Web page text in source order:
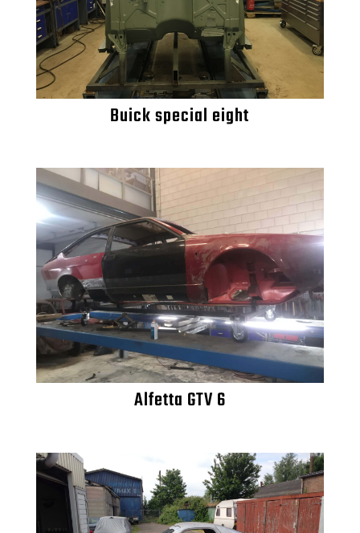
Buick special eight
Alfetta GTV 6